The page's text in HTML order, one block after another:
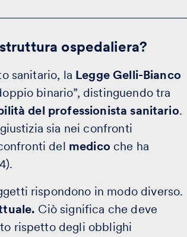
ospedaliera?
sanitario, la Legge Gelli-Bianco
binario”, distinguendo tra
del professionista sanitario.
sia nei confronti
del medico che ha
rispondono in modo diverso.
Ciò significa che deve
rispetto degli obblighi